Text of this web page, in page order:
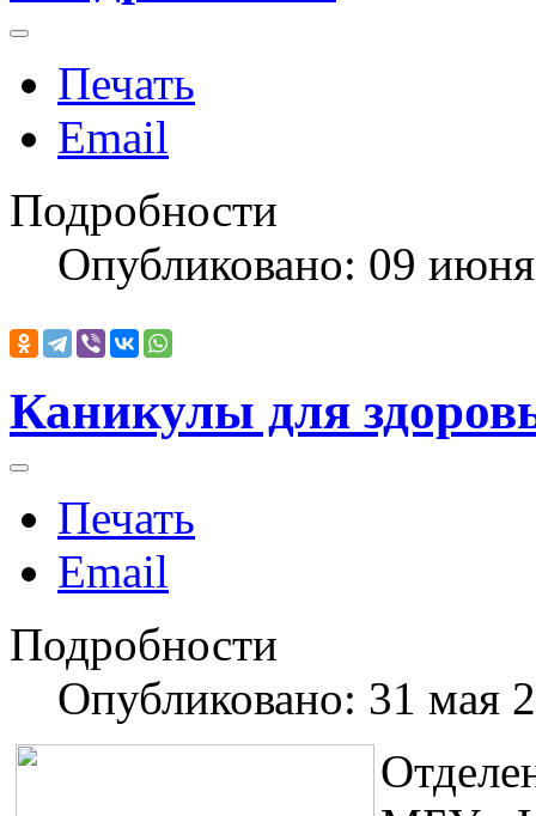
Печать
Email
Подробности
Опубликовано: 09
Каникулы для
Печать
Email
Подробности
Опубликовано: 31 мая